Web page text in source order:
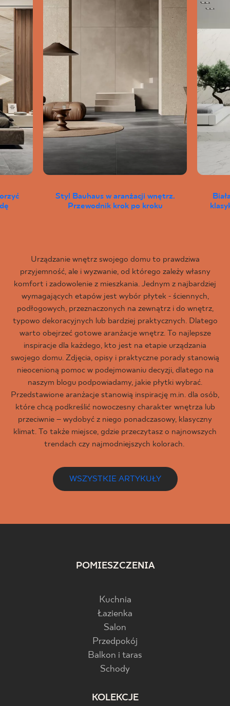
Styl Bauhaus w aranżacji wnętrz.
Przewodnik krok po kroku
Urządzanie wnętrz swojego domu to prawdziwa
przyjemność, ale i wyzwanie, od którego zależy własny
komfort i zadowolenie z mieszkania. Jednym z najbardziej
wymagających etapów jest wybór płytek - ściennych,
podłogowych, przeznaczonych na zewnątrz i do wnętrz,
typowo dekoracyjnych lub bardziej praktycznych. Dlatego
warto obejrzeć gotowe aranżacje wnętrz. To najlepsze
inspiracje dla każdego, kto jest na etapie urządzania
swojego domu. Zdjęcia, opisy i praktyczne porady stanowią
nieocenioną pomoc w podejmowaniu decyzji, dlatego na
naszym blogu podpowiadamy, jakie płytki wybrać.
Przedstawione aranżacje stanowią inspirację m.in. dla osób,
które chcą podkreślić nowoczesny charakter wnętrza lub
przeciwnie – wydobyć z niego ponadczasowy, klasyczny
klimat. To także miejsce, gdzie przeczytasz o najnowszych
trendach czy najmodniejszych kolorach.
WSZYSTKIE ARTYKUŁY
POMIESZCZENIA
Kuchnia
Łazienka
Salon
Przedpokój
Balkon i taras
Schody
KOLEKCJE